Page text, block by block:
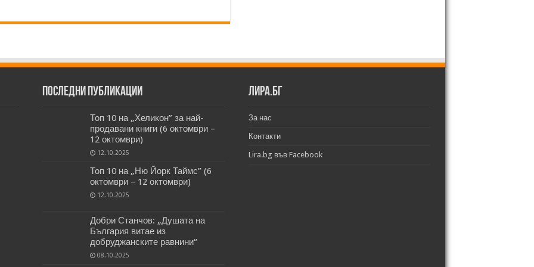
Последни публикации
Топ 10 на „Хеликон” за най-
продавани книги (6 октомври –
12 октомври)
12.10.2025
Топ 10 на „Ню Йорк Таймс” (6
октомври – 12 октомври)
12.10.2025
Добри Станчов: „Душата на
България витае из
добруджанските равнини“
08.10.2025
Лира.бг
За нас
Контакти
Lira.bg във Facebook